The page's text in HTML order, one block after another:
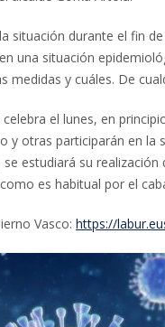
situación durante el fin
una situación
medidas y cuáles. De
el lunes, en
y otras participarán en
estudiará su
es habitual por el
Vasco: https://